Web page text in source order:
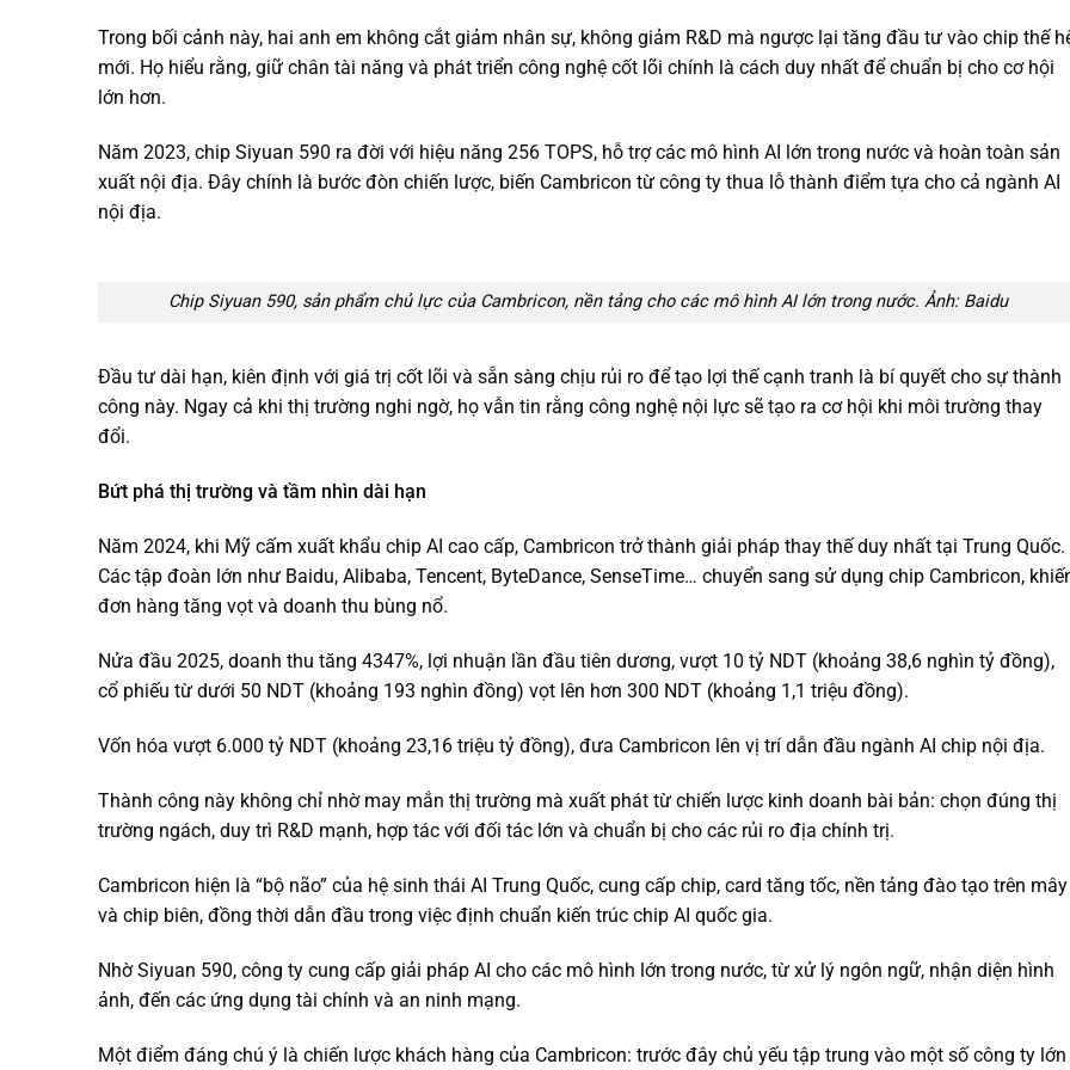
Trong bối cảnh này, hai anh em không cắt giảm nhân sự, không giảm R&D mà ngược lại tăng đầu tư vào chip thế
mới. Họ hiểu rằng, giữ chân tài năng và phát triển công nghệ cốt lõi chính là cách duy nhất để chuẩn bị cho cơ hội
lớn hơn.
Năm 2023, chip Siyuan 590 ra đời với hiệu năng 256 TOPS, hỗ trợ các mô hình AI lớn trong nước và hoàn toàn sản
xuất nội địa. Đây chính là bước đòn chiến lược, biến Cambricon từ công ty thua lỗ thành điểm tựa cho cả ngành AI
nội địa.
Chip Siyuan 590, sản phẩm chủ lực của Cambricon, nền tảng cho các mô hình AI lớn trong nước. Ảnh: Baidu
Đầu tư dài hạn, kiên định với giá trị cốt lõi và sẵn sàng chịu rủi ro để tạo lợi thế cạnh tranh là bí quyết cho sự thành
công này. Ngay cả khi thị trường nghi ngờ, họ vẫn tin rằng công nghệ nội lực sẽ tạo ra cơ hội khi môi trường thay
đổi.
Bứt phá thị trường và tầm nhìn dài hạn
Năm 2024, khi Mỹ cấm xuất khẩu chip AI cao cấp, Cambricon trở thành giải pháp thay thế duy nhất tại Trung Quốc.
Các tập đoàn lớn như Baidu, Alibaba, Tencent, ByteDance, SenseTime… chuyển sang sử dụng chip Cambricon,
đơn hàng tăng vọt và doanh thu bùng nổ.
Nửa đầu 2025, doanh thu tăng 4347%, lợi nhuận lần đầu tiên dương, vượt 10 tỷ NDT (khoảng 38,6 nghìn tỷ đồng),
cổ phiếu từ dưới 50 NDT (khoảng 193 nghìn đồng) vọt lên hơn 300 NDT (khoảng 1,1 triệu đồng).
Vốn hóa vượt 6.000 tỷ NDT (khoảng 23,16 triệu tỷ đồng), đưa Cambricon lên vị trí dẫn đầu ngành AI chip nội địa.
Thành công này không chỉ nhờ may mắn thị trường mà xuất phát từ chiến lược kinh doanh bài bản: chọn đúng thị
trường ngách, duy trì R&D mạnh, hợp tác với đối tác lớn và chuẩn bị cho các rủi ro địa chính trị.
Cambricon hiện là “bộ não” của hệ sinh thái AI Trung Quốc, cung cấp chip, card tăng tốc, nền tảng đào tạo trên mây
và chip biên, đồng thời dẫn đầu trong việc định chuẩn kiến trúc chip AI quốc gia.
Nhờ Siyuan 590, công ty cung cấp giải pháp AI cho các mô hình lớn trong nước, từ xử lý ngôn ngữ, nhận diện hình
ảnh, đến các ứng dụng tài chính và an ninh mạng.
Một điểm đáng chú ý là chiến lược khách hàng của Cambricon: trước đây chủ yếu tập trung vào một số công ty lớn